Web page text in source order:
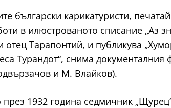
карикатуристи,
в илюстрованото списание „Аз
отец Тарапонтий, и публикува
Турандот“, снима документалния
и М. Влайков).
1932 година седмичник